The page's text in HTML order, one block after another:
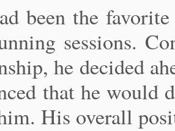
been the
sessions.
he decided
that he would
His overall